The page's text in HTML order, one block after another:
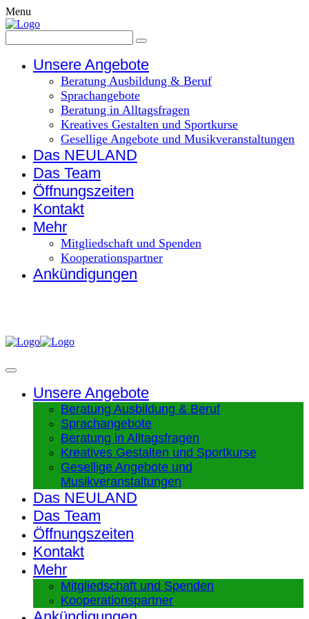
Menu
Unsere Angebote
Beratung Ausbildung & Beruf
Sprachangebote
Beratung in Alltagsfragen
Kreatives Gestalten und Sportkurse
Gesellige Angebote und Musikveranstaltungen
Das NEULAND
Das Team
Öffnungszeiten
Kontakt
Mehr
Mitgliedschaft und Spenden
Kooperationspartner
Ankündigungen
Unsere Angebote
Beratung Ausbildung & Beruf
Sprachangebote
Beratung in Alltagsfragen
Kreatives Gestalten und Sportkurse
Gesellige Angebote und
Musikveranstaltungen
Das NEULAND
Das Team
Öffnungszeiten
Kontakt
Mehr
Mitgliedschaft und Spenden
Kooperationspartner